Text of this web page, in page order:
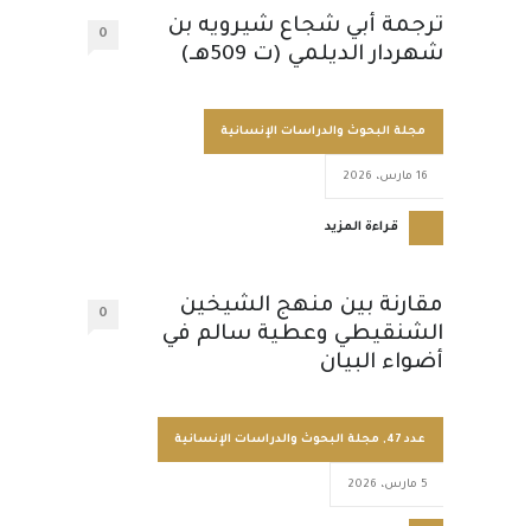
ترجمة أبي شجاع شيرويه بن
شهردار الديلمي (ت 509هـ)
0
مجلة البحوث والدراسات الإنسانية
16 مارس، 2026
قراءة المزيد
مقارنة بين منهج الشيخين
الشنقيطي وعطية سالم في
أضواء البيان
0
عدد 47 , مجلة البحوث والدراسات الإنسانية
5 مارس، 2026